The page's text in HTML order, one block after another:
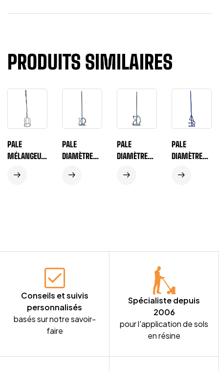
PRODUITS SIMILAIRES
PALE
MÉLANGEUS
MASTICS
M14
PALE
DIAMÈTRE
600 MM
PALE
DIAMÈTRE
600 MM
PALE
DIAMÈTRE
LONGUEUR
Conseils et suivis
personnalisés
basés sur notre savoir-
faire
Spécialiste depuis
2006
pour l'application de sols
en résine